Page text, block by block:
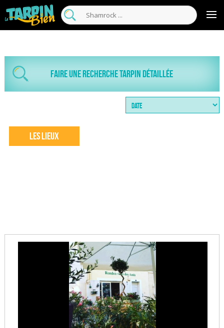
Faire une recherche tarpin détaillée
Les Lieux